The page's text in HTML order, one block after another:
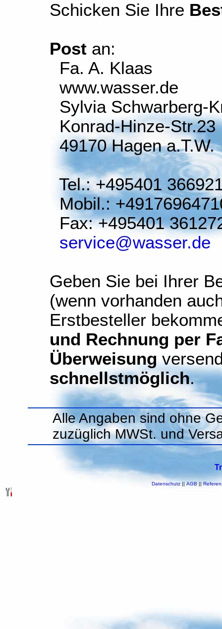
Schicken Sie Ihre
Postan:
Fa. A. Klaas
www.wasser.de
Sylvia Schwarberg-
Konrad-Hinze-Str.23
49170 Hagen a.T.W.
Tel.: +495401
Mobil.:
Fax: +495401
service@wasser.de
Geben Sie bei Ihrer
(wenn vorhanden
Erstbesteller
und Rechnung per
Überweisung
schnellstmöglich.
Alle Angaben sind ohne
zuzüglich MWSt. und
Datenschutz||AGB ||